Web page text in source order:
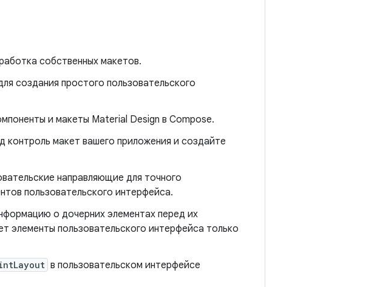
собственных макетов.
создания простого пользовательского
и макеты Material Design в Compose.
контроль макет вашего приложения и создайте
направляющие для точного
пользовательского интерфейса.
о дочерних элементах перед их
элементы пользовательского интерфейса только
в пользовательском интерфейсе